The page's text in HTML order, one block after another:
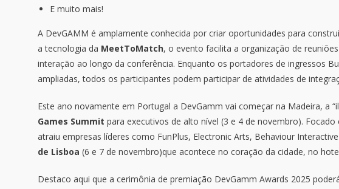
E muito mais!
A DevGAMM é amplamente conhecida por criar oportunidades para
a tecnologia da MeetToMatch, o evento facilita a organização de
interação ao longo da conferência. Enquanto os portadores de ingressos
ampliadas, todos os participantes podem participar de atividades de
Este ano novamente em Portugal a DevGamm vai começar na Madeira, a
Games Summit para executivos de alto nível (3 e 4 de novembro).
atraiu empresas líderes como FunPlus, Electronic Arts, Behaviour
de Lisboa (6 e 7 de novembro)que acontece no coração da cidade, no
Destaco aqui que a cerimônia de premiação DevGamm Awards 2025